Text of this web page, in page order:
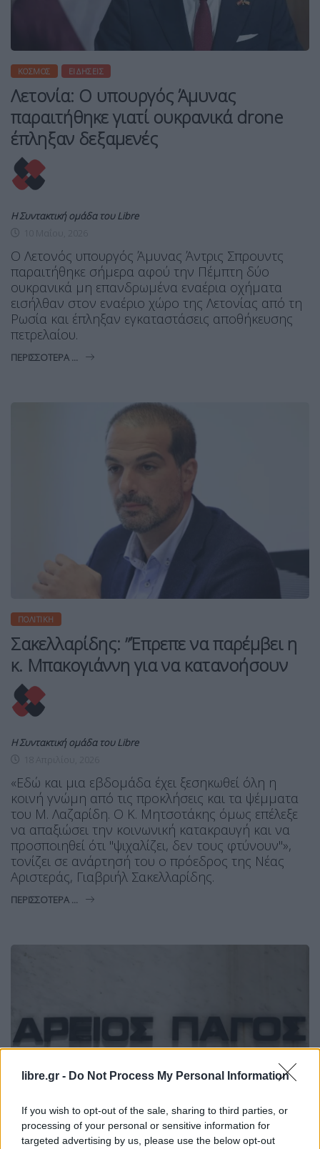
libre.gr - Do Not Process My Personal Information
If you wish to opt-out of the sale, sharing to third parties, or
processing of your personal or sensitive information for
targeted advertising by us, please use the below opt-out
ΚΌΣΜΟΣ ΕΙΔΉΣΕΙΣ
Λετονία: Ο υπουργός Άμυνας
παραιτήθηκε γιατί ουκρανικά drone
έπληξαν δεξαμενές
Η Συντακτική ομάδα του Libre
Ο Λετονός υπουργός Άμυνας Άντρις Σπρουντς
παραιτήθηκε σήμερα αφού την Πέμπτη δύο
ουκρανικά μη επανδρωμένα εναέρια οχήματα
εισήλθαν στον εναέριο χώρο της Λετονίας από τη
Ρωσία και έπληξαν εγκαταστάσεις αποθήκευσης
πετρελαίου.
ΠΕΡΙΣΣΌΤΕΡΑ ...
ΠΟΛΙΤΙΚΉ
Σακελλαρίδης: ”Έπρεπε να παρέμβει η
κ. Μπακογιάννη για να κατανοήσουν
Η Συντακτική ομάδα του Libre
«Εδώ και μια εβδομάδα έχει ξεσηκωθεί όλη η
κοινή γνώμη από τις προκλήσεις και τα ψέμματα
του Μ. Λαζαρίδη. Ο Κ. Μητσοτάκης όμως επέλεξε
να απαξιώσει την κοινωνική κατακραυγή και να
προσποιηθεί ότι "ψιχαλίζει, δεν τους φτύνουν"»,
τονίζει σε ανάρτησή του ο πρόεδρος της Νέας
Αριστεράς, Γιαβριήλ Σακελλαρίδης.
ΠΕΡΙΣΣΌΤΕΡΑ ...